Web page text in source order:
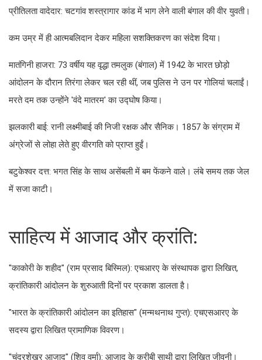
प्रीतिलता वादेदार: चटगांव शस्त्रागार कांड में भाग लेने वाली बंगाल की वीर युवती।
कम उम्र में ही आत्मबलिदान देकर महिला सशक्तिकरण का संदेश दिया।
मातंगिनी हाजरा: 73 वर्षीय यह वृद्धा तमलुक (बंगाल) में 1942 के भारत छोड़ो
आंदोलन के दौरान तिरंगा लेकर चल रही थीं, जब पुलिस ने उन पर गोलियां चलाईं।
मरते दम तक उन्होंने 'वंदे मातरम' का उद्घोष किया।
झलकारी बाई: रानी लक्ष्मीबाई की निजी रक्षक और सैनिक। 1857 के संग्राम में
अंग्रेजों से लोहा लेते हुए वीरगति को प्राप्त हुईं।
बटुकेश्वर दत्त: भगत सिंह के साथ असेंबली में बम फेंकने वाले। लंबे समय तक जेल
में सजा काटी।
साहित्य में आजाद और क्रांति:
"काकोरी के शहीद" (राम प्रसाद बिस्मिल): एचआरए के संस्थापक द्वारा लिखित,
क्रांतिकारी आंदोलन के शुरुआती दिनों पर प्रकाश डालता है।
"भारत के क्रांतिकारी आंदोलन का इतिहास" (मन्मथनाथ गुप्त): एचएसआरए के
सदस्य द्वारा लिखित प्रामाणिक विवरण।
"चंद्रशेखर आजाद" (शिव वर्मा): आजाद के करीबी साथी द्वारा लिखित जीवनी।